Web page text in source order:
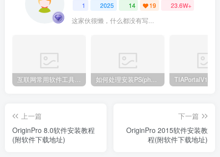
1 2025 14 19 23.6W+
这家伙很懒，什么都没有写...
互联网常用软件工具资源汇总贴 如何处理安装PS(photoshop cc2018) 时，提示系统或者IE浏览器需要升级
上一篇
OriginPro 8.0软件安装教程
(附软件下载地址)
下一篇
OriginPro 2015软件安装教
程(附软件下载地址)